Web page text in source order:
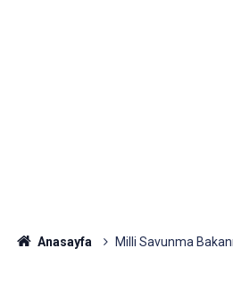
Anasayfa Milli Savunma